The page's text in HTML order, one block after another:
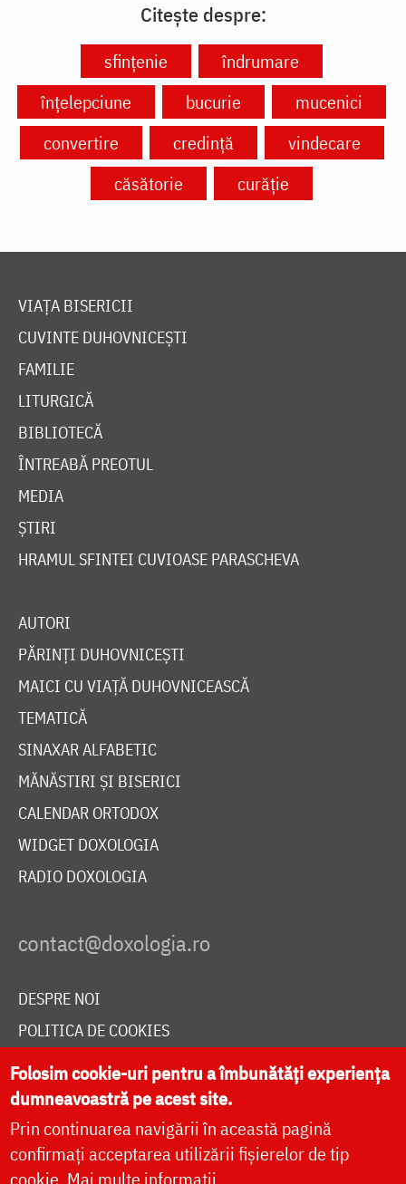
Citește despre:
sfințenie
îndrumare
înțelepciune
bucurie
mucenici
convertire
credință
vindecare
căsătorie
curăție
VIAȚA BISERICII
CUVINTE DUHOVNICEȘTI
FAMILIE
LITURGICĂ
BIBLIOTECĂ
ÎNTREABĂ PREOTUL
MEDIA
ȘTIRI
HRAMUL SFINTEI CUVIOASE PARASCHEVA
AUTORI
PĂRINȚI DUHOVNICEȘTI
MAICI CU VIAȚĂ DUHOVNICEASCĂ
TEMATICĂ
SINAXAR ALFABETIC
MĂNĂSTIRI ȘI BISERICI
CALENDAR ORTODOX
WIDGET DOXOLOGIA
RADIO DOXOLOGIA
DESPRE NOI
POLITICA DE COOKIES
DONEAZĂ ONLINE PENTRU CATEDRALA NAȚIONALĂ
LIVE
Folosim cookie-uri pentru a îmbunătăți experiența
dumneavoastră pe acest site.
Prin continuarea navigării în această pagină
confirmați acceptarea utilizării fișierelor de tip
cookie. Mai multe informații